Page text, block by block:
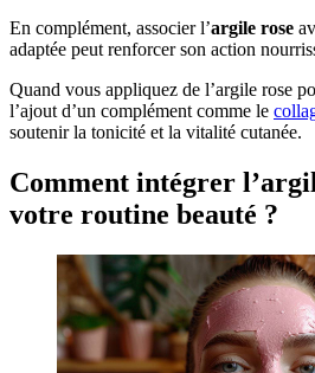
En complément, associer l’argile rose
adaptée peut renforcer son action
Quand vous appliquez de l’argile rose
l’ajout d’un complément comme le
soutenir la tonicité et la vitalité cutanée.
Comment intégrer
votre routine beauté ?